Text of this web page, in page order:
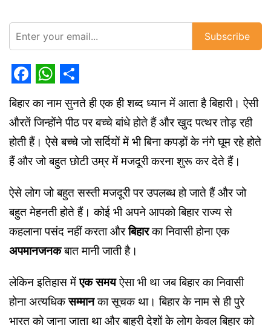
Subscribe
Facebook
WhatsApp
Share
बिहार का नाम सुनते ही एक ही शब्द ध्यान में आता है बिहारी। ऐसी
औरतें जिन्होंने पीठ पर बच्चे बांधे होते हैं और खुद पत्थर तोड़ रही
होती हैं। ऐसे बच्चे जो सर्दियों में भी बिना कपड़ों के नंगे घूम रहे होते
हैं और जो बहुत छोटी उम्र में मजदूरी करना शुरू कर देते हैं।
ऐसे लोग जो बहुत सस्ती मजदूरी पर उपलब्ध हो जाते हैं और जो
बहुत मेहनती होते हैं। कोई भी अपने आपको बिहार राज्य से
कहलाना पसंद नहीं करता औरबिहारका निवासी होना एक
अपमानजनकबात मानी जाती है।
लेकिन इतिहास मेंएक समयऐसा भी था जब बिहार का निवासी
होना अत्यधिकसम्मानका सूचक था। बिहार के नाम से ही पुरे
भारत को जाना जाता था और बाहरी देशों के लोग केवल बिहार को